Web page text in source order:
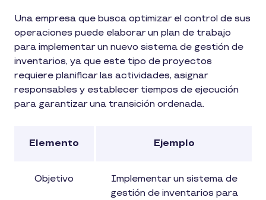
Una empresa que busca optimizar el control de sus
operaciones puede elaborar un plan de trabajo
para implementar un nuevo sistema de gestión de
inventarios, ya que este tipo de proyectos
requiere planificar las actividades, asignar
responsables y establecer tiempos de ejecución
para garantizar una transición ordenada.
Elemento Ejemplo
Objetivo
Implementar un sistema de
gestión de inventarios para